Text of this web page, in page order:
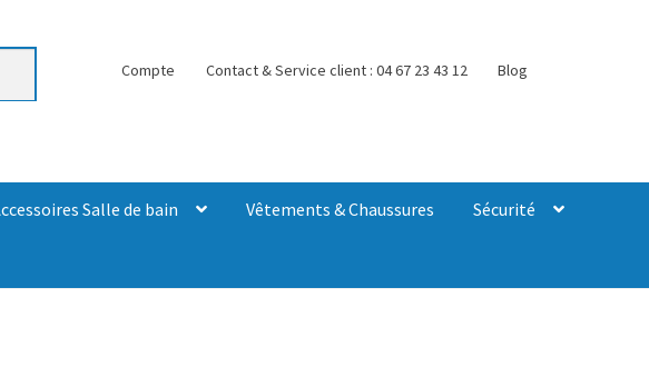
Compte Contact & Service client : 04 67 23 43 12 Blog
Salle de bain Vêtements & Chaussures Sécurité